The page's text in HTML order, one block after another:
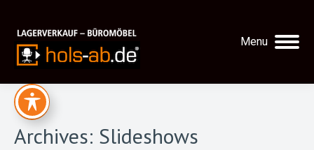
Menu
Archives: Slideshows